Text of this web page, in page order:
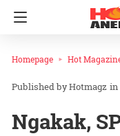
Homepage Hot
Hotmagz in
Ngakak,